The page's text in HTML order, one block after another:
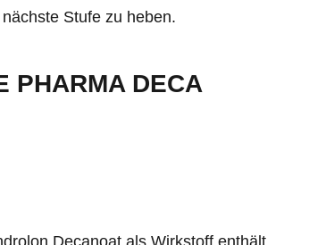
Stufe zu heben.
PHARMA DECA
Decanoat als Wirkstoff enthält.